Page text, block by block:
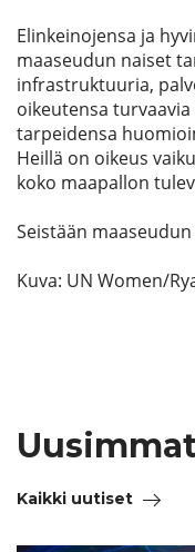
Elinkeinojensa ja
maaseudun naiset
infrastruktuuria,
oikeutensa
tarpeidensa
Heillä on oikeus
koko maapallon
Seistään
Kuva: UN Women/
Kaikki uutiset